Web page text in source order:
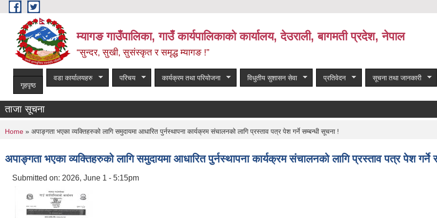
Skip to main content
म्यागङ गाउँपालिका, गाउँ कार्यपालिकाको कार्यालय, देउराली, बागमती प्रदेश, नेपाल
“सुन्दर, सुखी, सुसंस्कृत र समृद्ध म्यागङ !”
गृहपृष्ठ
वडा कार्यालयहरु परिचय कार्यक्रम तथा परियोजना विधुतीय सुशासन सेवा प्रतिवेदन सूचना तथा जानकारी
ताजा सूचना
You are here
Home » अपाङ्गता भएका व्यक्तिहरुको लागि समुदायमा आधारित पुर्नस्थापना कार्यक्रम संचालनको लागि प्रस्ताव पत्र पेश गर्ने सम्बन्धी सूचना !
अपाङ्गता भएका व्यक्तिहरुको लागि समुदायमा आधारित पुर्नस्थापना कार्यक्रम संचालनको लागि प्रस्ताव पत्र पेश गर्ने
Submitted on: 2026, June 1 - 5:15pm